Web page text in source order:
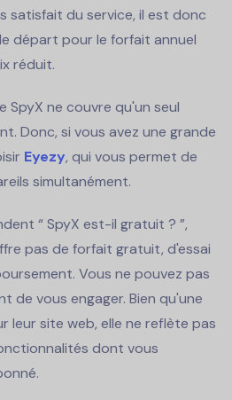
satisfait du service, il est donc
départ pour le forfait annuel
réduit.
ne couvre qu'un seul
Donc, si vous avez une grande
Eyezy, qui vous permet de
simultanément.
“ SpyX est-il gratuit ? ”,
pas de forfait gratuit, d'essai
Vous ne pouvez pas
de vous engager. Bien qu'une
leur site web, elle ne reflète pas
dont vous